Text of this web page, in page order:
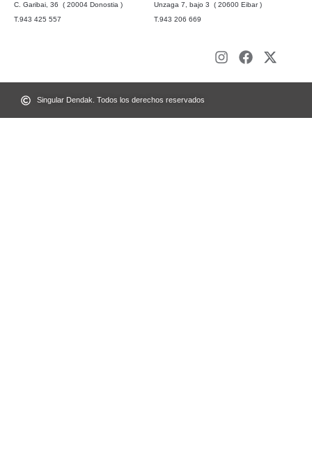
C. Garibai, 36 ( 20004 Donostia )
T.943 425 557
Unzaga 7, bajo 3 ( 20600 Eibar )
T.943 206 669
Singular Dendak. Todos los derechos reservados